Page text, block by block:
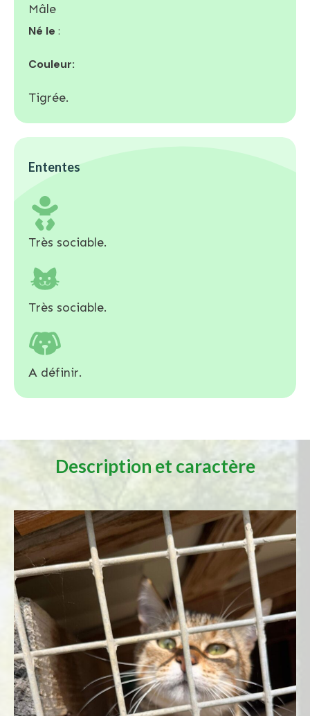
Mâle
Né le :
Couleur:
Tigrée.
Ententes
Très sociable.
Très sociable.
A définir.
Description et caractère